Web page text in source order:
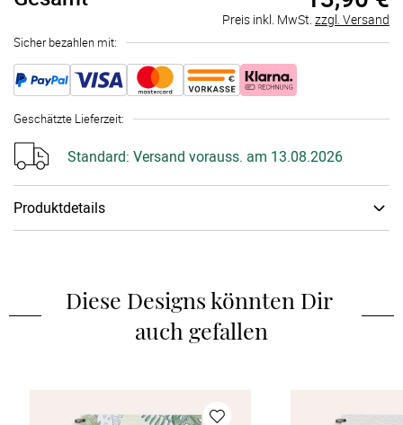
Preis inkl. MwSt. zzgl. Versand
Sicher bezahlen mit:
Geschätzte Lieferzeit:
Standard: Versand vorauss. am 13.08.2026
Produktdetails
Spiralbindung Farbe: Spiralbindung Schwarz
punk­tiert
Diese Designs könnten Dir
auch gefallen